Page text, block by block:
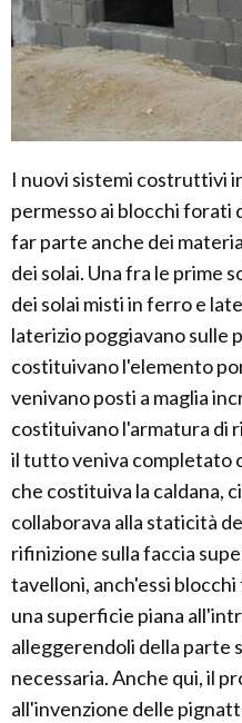
I nuovi sistemi costruttivi
permesso ai blocchi forati
far parte anche dei
dei solai. Una fra le prime
dei solai misti in ferro e
laterizio poggiavano sulle
costituivano l'elemento
venivano posti a maglia
costituivano l'armatura di
il tutto veniva completato
che costituiva la caldana,
collaborava alla staticità
rifinizione sulla faccia
tavelloni, anch'essi
una superficie piana
alleggerendoli della parte
necessaria. Anche qui, il
all'invenzione delle